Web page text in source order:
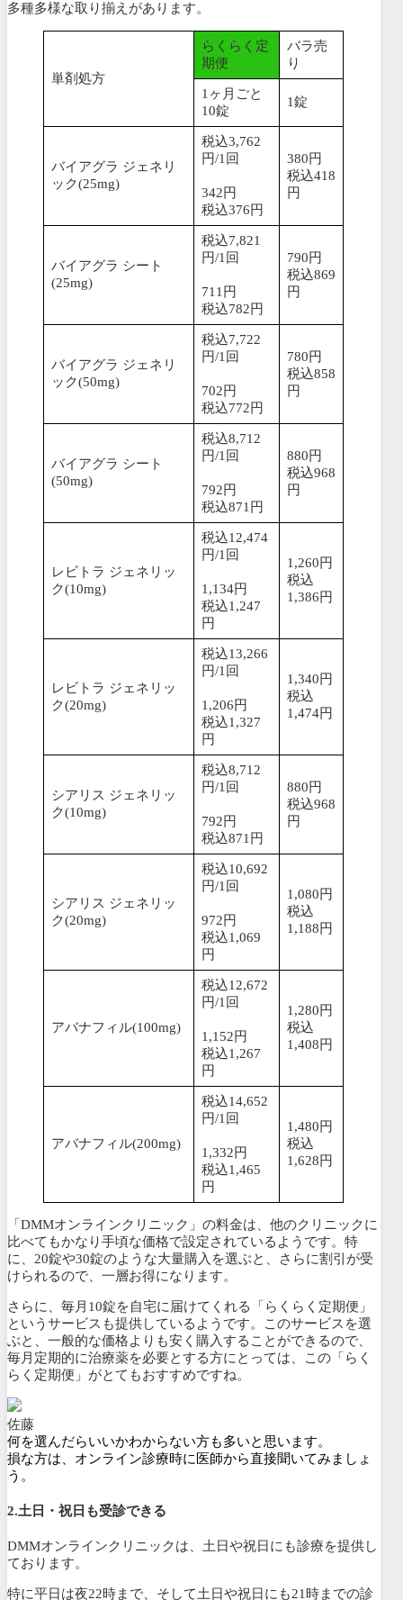
多種多様な取り揃えがあります。
単剤処方
らくらく定
期便
バラ売
り
1ヶ月ごと
10錠
1錠
バイアグラ ジェネリ
ック(25mg)
税込3,762
円/1回
342円
税込376円
380円
税込418
円
バイアグラ シート
(25mg)
税込7,821
円/1回
711円
税込782円
790円
税込869
円
バイアグラ ジェネリ
ック(50mg)
税込7,722
円/1回
702円
税込772円
780円
税込858
円
バイアグラ シート
(50mg)
税込8,712
円/1回
792円
税込871円
880円
税込968
円
レビトラ ジェネリッ
ク(10mg)
税込12,474
円/1回
1,134円
税込1,247
円
1,260円
税込
1,386円
レビトラ ジェネリッ
ク(20mg)
税込13,266
円/1回
1,206円
税込1,327
円
1,340円
税込
1,474円
シアリス ジェネリッ
ク(10mg)
税込8,712
円/1回
792円
税込871円
880円
税込968
円
シアリス ジェネリッ
ク(20mg)
税込10,692
円/1回
972円
税込1,069
円
1,080円
税込
1,188円
アバナフィル(100mg)
税込12,672
円/1回
1,152円
税込1,267
円
1,280円
税込
1,408円
アバナフィル(200mg)
税込14,652
円/1回
1,332円
税込1,465
円
1,480円
税込
1,628円
「DMMオンラインクリニック」の料金は、他のクリニックに
比べてもかなり手頃な価格で設定されているようです。特
に、20錠や30錠のような大量購入を選ぶと、さらに割引が受
けられるので、一層お得になります。
さらに、毎月10錠を自宅に届けてくれる「 らくらく定期便 」
というサービスも提供しているようです。このサービスを選
ぶと、 一般的な価格よりも安く購入することができるので、
毎月定期的に治療薬を必要とする方にとっては、この「らく
らく定期便」がとてもおすすめですね。
佐藤
何を選んだらいいかわからない方も多いと思います。
損な方は、オンライン診療時に医師から直接聞いてみましょ
う。
2.土日・祝日も受診できる
DMMオンラインクリニックは、土日や祝日にも診療を提供し
ております。
特に平日は夜22時まで、そして土日や祝日にも21時までの診